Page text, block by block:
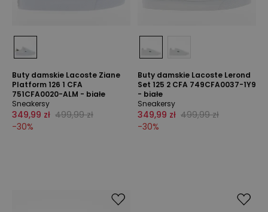
Buty damskie Lacoste Ziane
Platform 126 1 CFA
751CFA0020-ALM - białe
Sneakersy
349,99 zł 499,99 zł
-30%
Buty damskie Lacoste Lerond
Set 125 2 CFA 749CFA0037-1Y9
- białe
Sneakersy
349,99 zł 499,99 zł
-30%